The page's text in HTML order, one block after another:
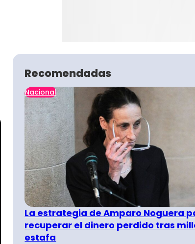
Recomendadas
Nacional
La estrategia de Amparo Noguera
recuperar el dinero perdido tras
estafa